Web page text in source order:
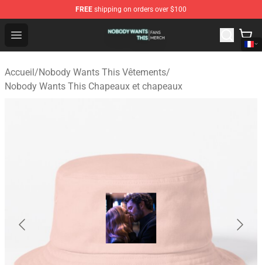
FREE shipping on orders over $100
Open menu
Nobody Wants This Shop - Official Nobody Wants This
Accueil/Nobody Wants This Vêtements/
Nobody Wants This Chapeaux et chapeaux